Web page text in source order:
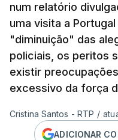
num relatório
uma visita a
"diminuição" das
policiais, os peritos
existir
excessivo da força
Cristina Santos - RTP /
ADICIONAR